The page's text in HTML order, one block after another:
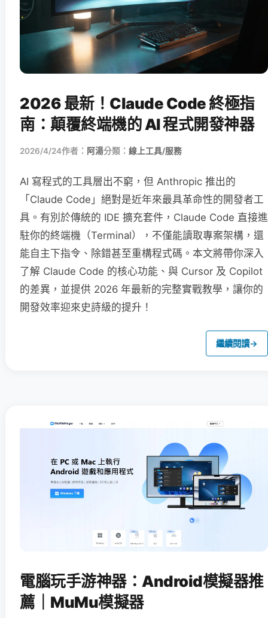
2026 最新！Claude Code 終極指
南：顛覆終端機的 AI 程式開發神器
2026/4/24作者： 阿湯分類： 線上工具/服務
AI 寫程式的工具層出不窮，但 Anthropic 推出的
「Claude Code」絕對是近年來最具革命性的開發者工
具。有別於傳統的 IDE 擴充套件，Claude Code 直接進
駐你的終端機（Terminal），不僅能讀取專案架構，還
能自主下指令、除錯甚至重構程式碼。本文將帶你深入
了解 Claude Code 的核心功能、與 Cursor 及 Copilot
的差異，並提供 2026 年最新的完整實戰教學，讓你的
開發效率迎來史詩級的提升！
繼續閱讀→
電腦玩手游神器：Android模擬器推
薦｜MuMu模擬器